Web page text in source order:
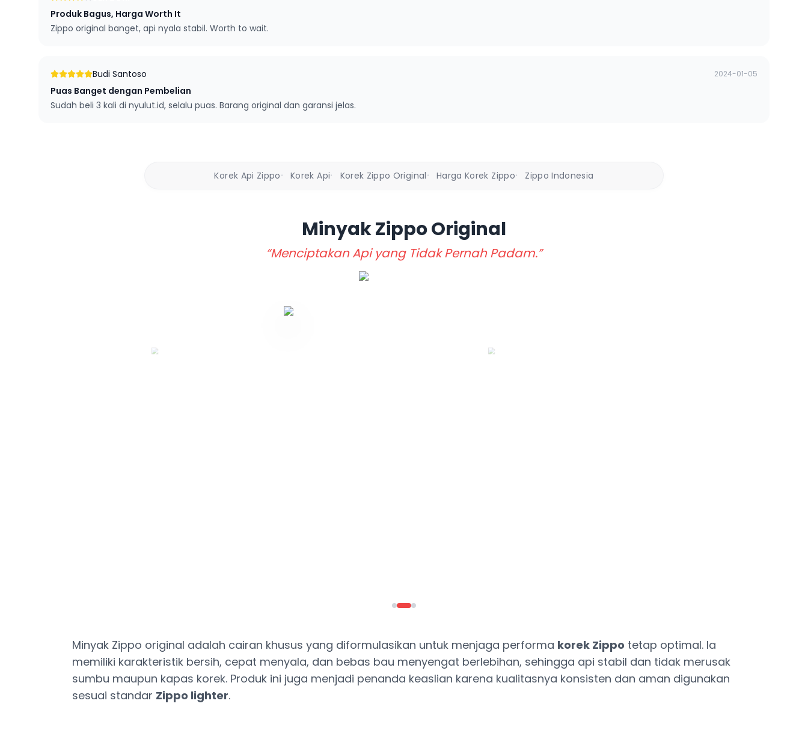
Produk Bagus, Harga Worth It
Zippo original banget, api nyala stabil. Worth to wait.
Budi Santoso 2024-01-05
Puas Banget dengan Pembelian
Sudah beli 3 kali di nyulut.id, selalu puas. Barang original dan garansi jelas.
Korek Api Zippo • Korek Api• Korek Zippo Original • Harga Korek Zippo• Zippo Indonesia
Minyak ZippoOriginal
“Menciptakan Api yang Tidak Pernah Padam.”
Minyak Zippo original adalah cairan khusus yang diformulasikan untuk menjaga performa korek Zippo tetap optimal. Ia
memiliki karakteristik bersih, cepat menyala, dan bebas bau menyengat berlebihan, sehingga api stabil dan tidak merusak
sumbu maupun kapas korek. Produk ini juga menjadi penanda keaslian karena kualitasnya konsisten dan aman digunakan
sesuai standar Zippo lighter.